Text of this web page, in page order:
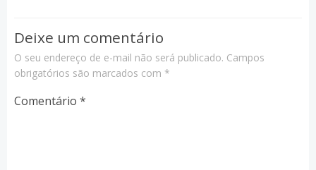
Deixe um comentário
O seu endereço de e-mail não será publicado. Campos
obrigatórios são marcados com *
Comentário *